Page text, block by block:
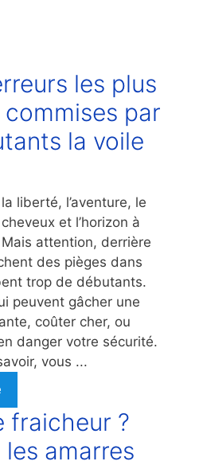
les plus
par
la voile
liberté, l’aventure, le
et l’horizon à
attention, derrière
des pièges dans
trop de débutants.
peuvent gâcher une
coûter cher, ou
danger votre sécurité.
vous ...
fraicheur ?
les amarres